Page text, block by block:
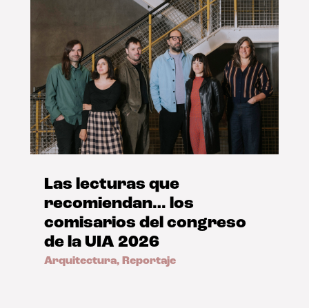
Las lecturas que
recomiendan… los
comisarios del congreso
de la UIA 2026
Arquitectura, Reportaje